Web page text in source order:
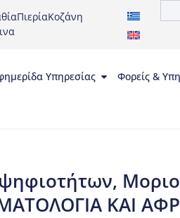
ΠιερίαΚοζάνη
Υπηρεσίας Φορείς &
ΚΑΙ